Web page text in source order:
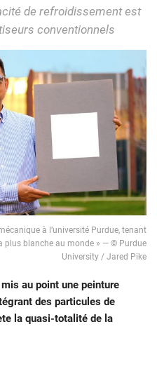
de refroidissement est
conventionnels
à l’université Purdue, tenant
plus blanche au monde » — © Purdue
University / Jared Pike
au point une peinture
des particules de
la quasi-totalité de la